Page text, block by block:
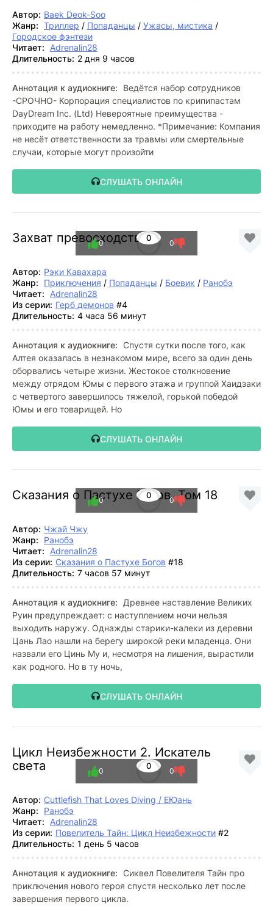
Автор: Baek Deok-Soo
Жанр: Триллер / Попаданцы / Ужасы, мистика /
Городское фэнтези
Читает:
Adrenalin28
Длительность: 2 дня 9 часов
Аннотация к аудиокниге:
Ведётся набор сотрудников
-СРОЧНО- Корпорация специалистов по крипипастам
DayDream Inc. (Ltd) Невероятные преимущества -
приходите на работу немедленно. *Примечание: Компания
не несёт ответственности за травмы или смертельные
случаи, которые могут произойти
СЛУШАТЬ ОНЛАЙН
Захват превосходства0
0 0
Автор: Рэки Кавахара
Жанр:
Приключения / Попаданцы / Боевик / Ранобэ
Читает:
Adrenalin28
Из серии: Герб демонов #4
Длительность: 4 часа 56 минут
Аннотация к аудиокниге: Спустя сутки после того, как
Алтея оказалась в незнакомом мире, всего за один день
оборвались четыре жизни. Жестокое столкновение
между отрядом Юмы с первого этажа и группой Хаидзаки
с четвертого завершилось тяжелой, горькой победой
Юмы и его товарищей. Но
СЛУШАТЬ ОНЛАЙН
Сказания о Пастухе Богов. Том 18
0
0 0
Автор: Чжай Чжу
Жанр:
Ранобэ
Читает:
Adrenalin28
Из серии: Сказания о Пастухе Богов #18
Длительность: 7 часов 57 минут
Аннотация к аудиокниге:
Древнее наставление Великих
Руин предупреждает: с наступлением ночи нельзя
выходить наружу. Однажды старики-калеки из деревни
Цань Лао нашли на берегу широкой реки младенца. Они
назвали его Цинь Му и, несмотря на лишения, вырастили
как родного. Но в ту ночь,
СЛУШАТЬ ОНЛАЙН
Цикл Неизбежности 2. Искатель
света
0
0 0
Автор: Cuttlefish That Loves Diving / ЕЮань
Жанр:
Ранобэ
Читает:
Adrenalin28
Из серии: Повелитель Тайн: Цикл Неизбежности #2
Длительность: 1 день 5 часов
Аннотация к аудиокниге: Сиквел Повелителя Тайн про
приключения нового героя спустя несколько лет после
завершения первого цикла.